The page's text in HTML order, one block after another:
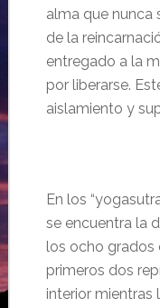
alma que nunca
de la
entregado a la
por liberarse.
aislamiento y
En los “
se encuentra la
los ocho grados
primeros dos
interior mientras